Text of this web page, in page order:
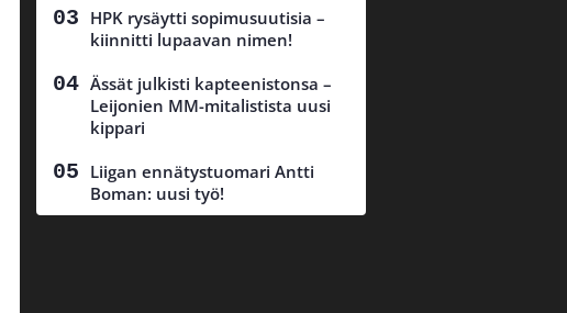
HPK rysäytti sopimusuutisia –
kiinnitti lupaavan nimen!
Ässät julkisti kapteenistonsa –
Leijonien MM-mitalistista uusi
kippari
Liigan ennätystuomari Antti
Boman: uusi työ!